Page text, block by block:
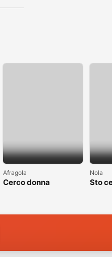
Afragola
Cerco donna
Nola
Sto